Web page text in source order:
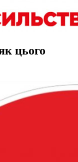
цього